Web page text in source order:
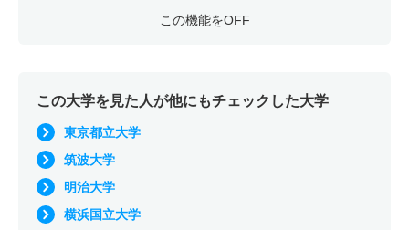
この機能をOFF
この大学を見た人が他にもチェックした大学
東京都立大学
筑波大学
明治大学
横浜国立大学